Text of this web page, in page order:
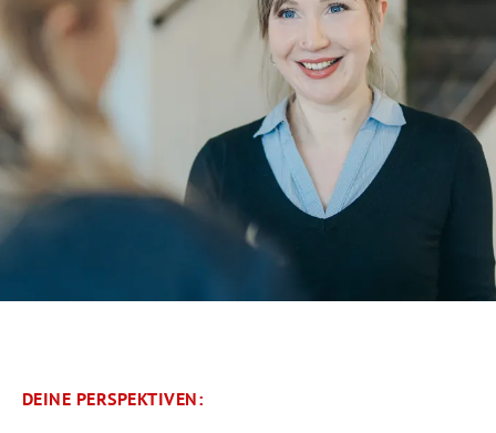
DEINE PERSPEKTIVEN: